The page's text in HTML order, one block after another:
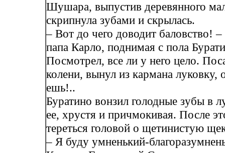
Шушара, выпустив деревянного
скрипнула зубами и скрылась.
– Вот до чего доводит баловство!
папа Карло, поднимая с пола
Посмотрел, все ли у него цело.
колени, вынул из кармана луковку,
ешь!..
Буратино вонзил голодные зубы в
ее, хрустя и причмокивая. После
тереться головой о щетинистую
– Я буду умненький-